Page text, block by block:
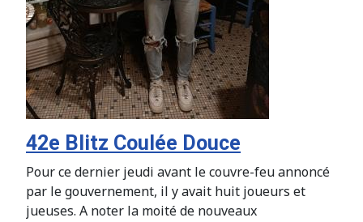
42e Blitz Coulée Douce
Pour ce dernier jeudi avant le couvre-feu annoncé
par le gouvernement, il y avait huit joueurs et
jueuses. A noter la moité de nouveaux